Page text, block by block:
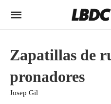
Zapatillas de
pronadores
Josep Gil